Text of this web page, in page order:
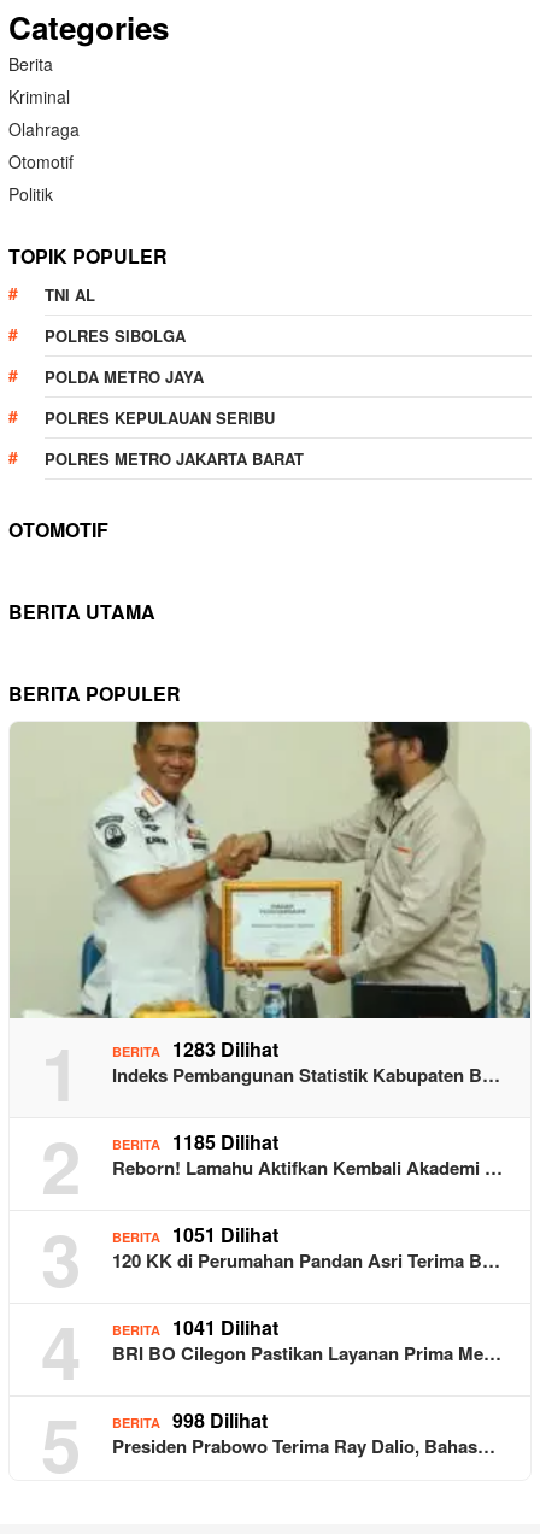
Categories
Berita
Kriminal
Olahraga
Otomotif
Politik
TOPIK POPULER
TNI AL
POLRES SIBOLGA
POLDA METRO JAYA
POLRES KEPULAUAN SERIBU
POLRES METRO JAKARTA BARAT
OTOMOTIF
BERITA UTAMA
BERITA POPULER
1 BERITA 1283 Dilihat
Indeks Pembangunan Statistik Kabupaten B…
2 BERITA 1185 Dilihat
Reborn! Lamahu Aktifkan Kembali Akademi …
3 BERITA 1051 Dilihat
120 KK di Perumahan Pandan Asri Terima B…
4 BERITA 1041 Dilihat
BRI BO Cilegon Pastikan Layanan Prima Me…
5 BERITA 998 Dilihat
Presiden Prabowo Terima Ray Dalio, Bahas…